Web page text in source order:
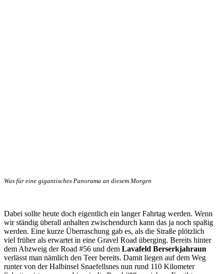
Was für eine gigantisches Panorama an diesem Morgen
Dabei sollte heute doch eigentlich ein langer Fahrtag werden. Wenn
wir ständig überall anhalten zwischendurch kann das ja noch spaßig
werden. Eine kurze Überraschung gab es, als die Straße plötzlich
viel früher als erwartet in eine Gravel Road überging. Bereits hinter
dem Abzweig der Road #56 und dem Lavafeld Berserkjahraun
verlässt man nämlich den Teer bereits. Damit liegen auf dem Weg
runter von der Halbinsel Snaefellsnes nun rund 110 Kilometer